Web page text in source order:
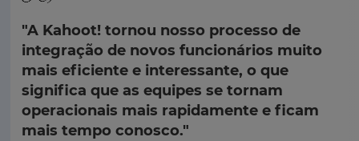
"A Kahoot! tornou nosso processo de
integração de novos funcionários muito
mais eficiente e interessante, o que
significa que as equipes se tornam
operacionais mais rapidamente e ficam
mais tempo conosco."